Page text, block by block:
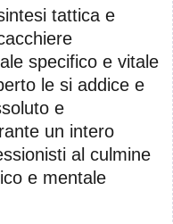
tattica e
specifico e vitale
le si addice e
e
un intero
al culmine
e mentale